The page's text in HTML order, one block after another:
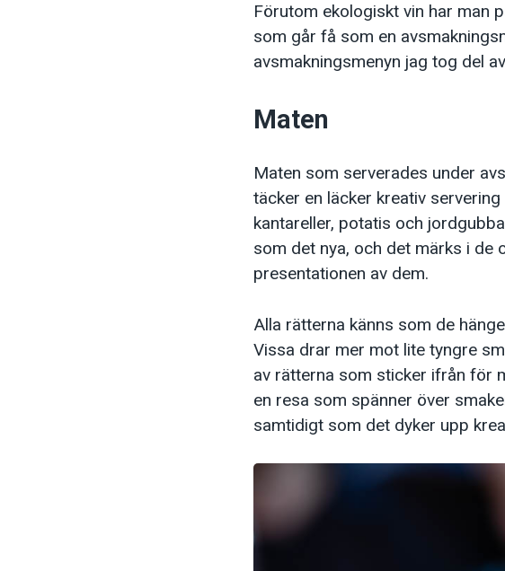
Förutom ekologiskt vin har man
som går få som en
avsmakningsmenyn jag tog del
Maten
Maten som serverades under
täcker en läcker kreativ
kantareller, potatis och
som det nya, och det märks i de
presentationen av dem.
Alla rätterna känns som de
Vissa drar mer mot lite tyngre
av rätterna som sticker ifrån för
en resa som spänner över
samtidigt som det dyker upp